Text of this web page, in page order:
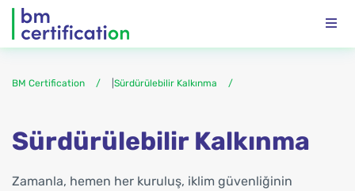
BM Certification Sürdürülebilir Kalkınma
Sürdürülebilir Kalkınma
Zamanla, hemen her kuruluş, iklim güvenliğinin